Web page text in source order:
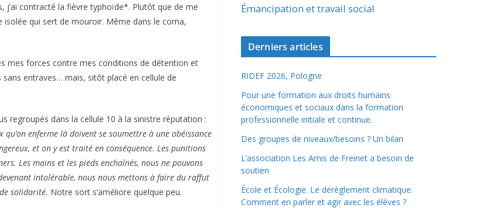
j’ai contracté la fièvre typhoïde*. Plutôt que de me
isolée qui sert de mouroir. Même dans le coma,
mes forces contre mes conditions de détention et
sans entraves… mais, sitôt placé en cellule de
regroupés dans la cellule 10 à la sinistre réputation :
enferme là doivent se soumettre à une obéissance
et on y est traité en conséquence. Les punitions
Les mains et les pieds enchaînés, nous ne pouvons
intolérable, nous nous mettons à faire du raffut
solidarité. Notre sort s’améliore quelque peu.
Émancipation et travail social
Derniers articles
RIDEF 2026, Pologne
Pour une formation aux droits humains
économiques et sociaux dans la formation
professionnelle initiale et continue.
Des groupes de niveaux/besoins ? Un bilan
L’association Les Amis de Freinet a besoin de
soutien
École et Écologie. Le dérèglement climatique.
Comment en parler et agir avec les élèves ?